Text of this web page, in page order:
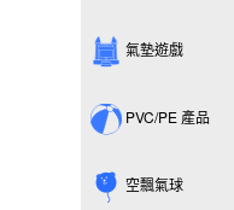
氣墊遊戲
PVC/PE 產品
空飄氣球